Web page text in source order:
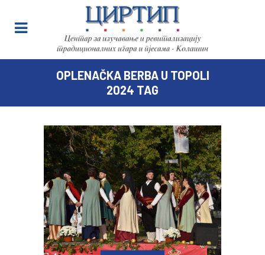
OPLENAČKA BERBA U TOPOLI
2024 TAG